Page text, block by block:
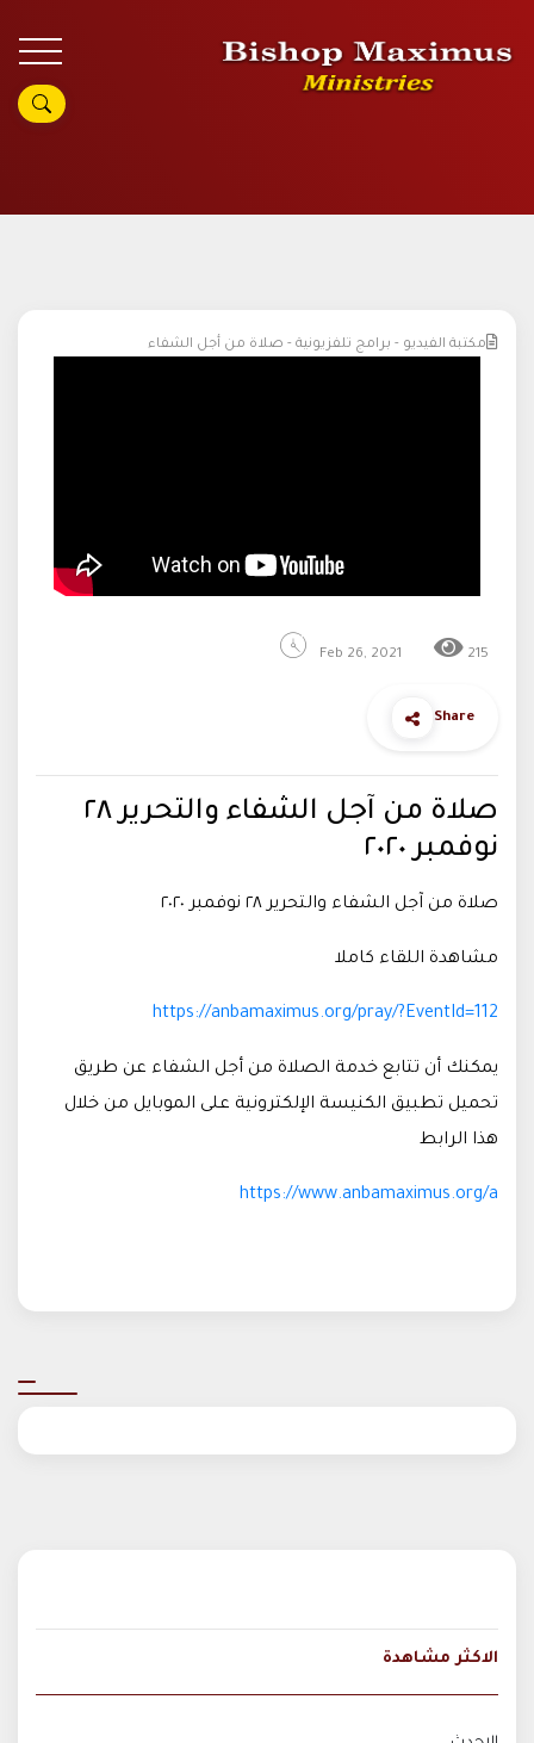
مكتبة الفيديو - برامج تلفزيونية - صلاة من أجل الشفاء
Feb 26, 2021 215
Share
صلاة من آجل الشفاء والتحرير ٢٨
نوفمبر ٢٠٢٠
صلاة من آجل الشفاء والتحرير ٢٨ نوفمبر ٢٠٢٠
مشاهدة اللقاء كاملا
https://anbamaximus.org/pray/?EventId=112
يمكنك أن تتابع خدمة الصلاة من أجل الشفاء عن طريق
تحميل تطبيق الكنيسة الإلكترونية على الموبايل من خلال
هذا الرابط
https://www.anbamaximus.org/a​
الاكثر مشاهدة